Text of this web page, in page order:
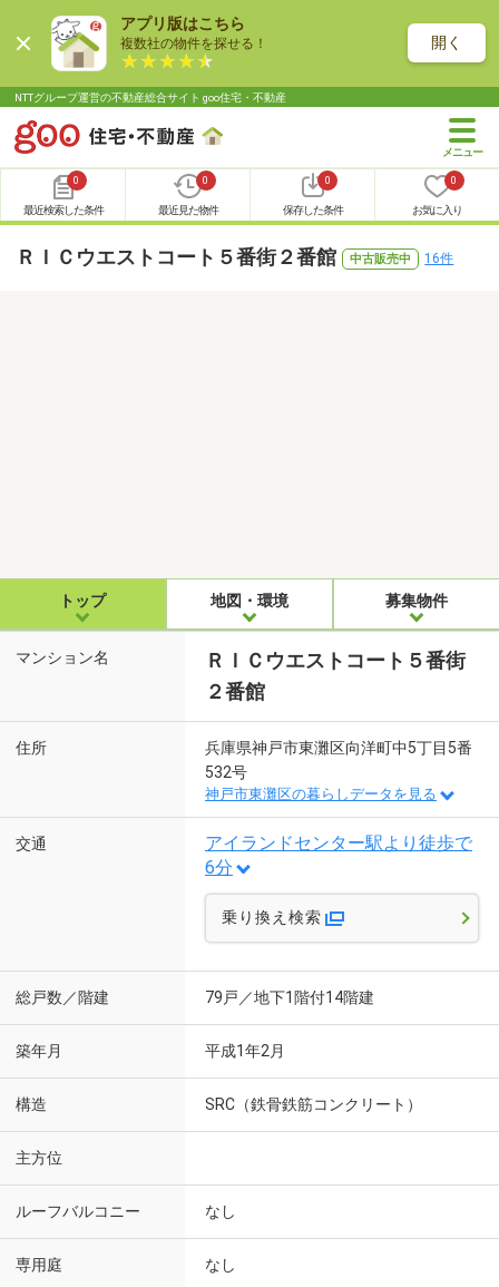
アプリ版はこちら
複数社の物件を探せる！ 開く
NTTグループ運営の不動産総合サイト goo住宅・不動産
0
最近検索した条件
0
最近見た物件
0
保存した条件
0
お気に入り
ＲＩＣウエストコート５番街２番館 中古販売中 16件
トップ 地図・環境 募集物件
マンション名
ＲＩＣウエストコート５番街
２番館
住所
兵庫県神戸市東灘区向洋町中5丁目5番
532号
神戸市東灘区の暮らしデータを見る
交通
アイランドセンター駅より徒歩で
6分
乗り換え検索
総戸数／階建 79戸／地下1階付14階建
築年月 平成1年2月
構造 SRC（鉄骨鉄筋コンクリート）
主方位
ルーフバルコニー なし
専用庭 なし